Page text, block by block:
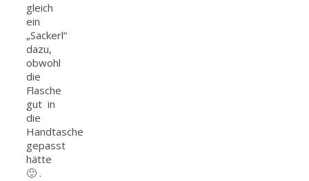
gleich
ein
„Sackerl“
dazu,
obwohl
die
Flasche
gut in
die
Handtasche
gepasst
hätte
🙂 .